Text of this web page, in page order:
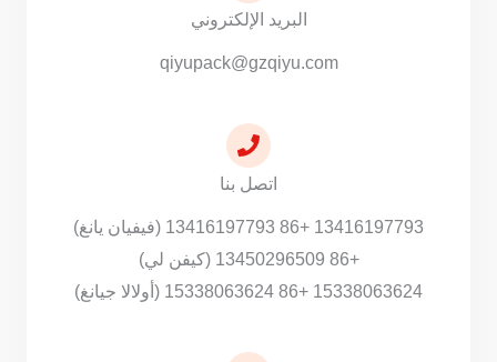
البريد الإلكتروني
qiyupack@gzqiyu.com
اتصل بنا
13416197793 +86 13416197793 (فيفيان يانغ)
+86 13450296509 (كيفن لي)
15338063624 +86 15338063624 (أولالا جيانغ)